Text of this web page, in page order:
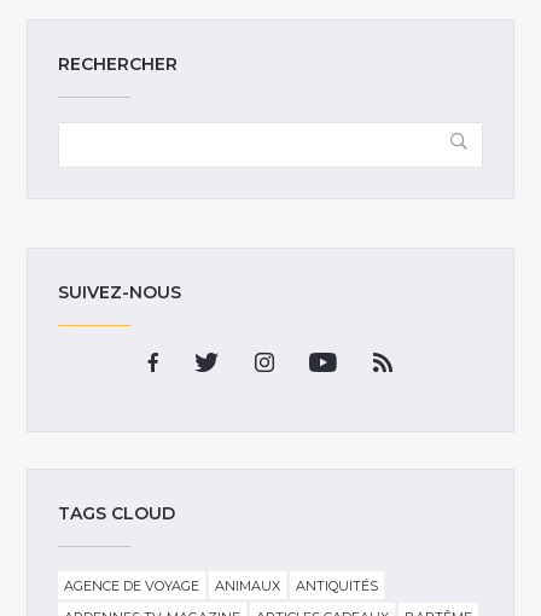
RECHERCHER
SUIVEZ-NOUS
TAGS CLOUD
AGENCE DE VOYAGE ANIMAUX
ANTIQUITÉS